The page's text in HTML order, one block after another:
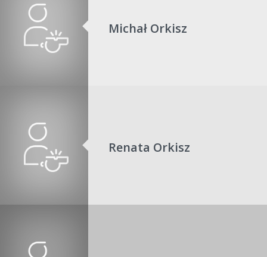
Michał Orkisz
Renata Orkisz